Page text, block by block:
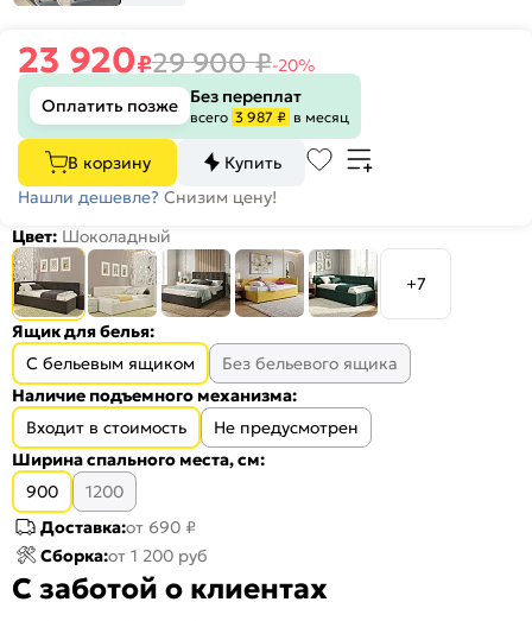
23 920₽29 900₽-20%
Оплатить позже
Без переплат
всего 3 987 ₽ в месяц
В корзину
Купить
Нашли дешевле? Снизим цену!
Цвет: Шоколадный
+7
Ящик для белья:
С бельевым ящиком
Без бельевого ящика
Наличие подъемного механизма:
Входит в стоимость
Не предусмотрен
Ширина спального места, см:
900
1200
Доставка:от 690 ₽
Сборка:от 1 200 руб
С заботой о клиентах